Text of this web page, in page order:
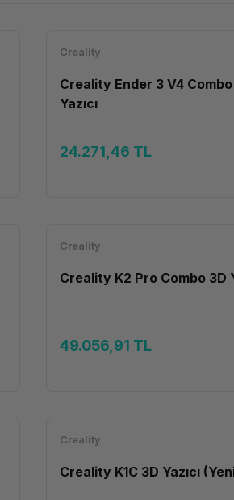
Creality
Creality Ender 3 V4 Combo
Yazıcı
24.271,46 TL
Creality
Creality K2 Pro Combo 3D
49.056,91 TL
Creality
Creality K1C 3D Yazıcı